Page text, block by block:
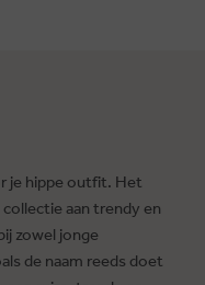
je hippe outfit. Het
aan trendy en
zowel jonge
de naam reeds doet